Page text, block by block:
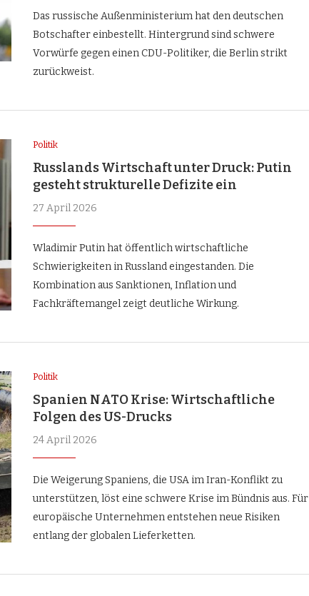
Das russische Außenministerium hat den deutschen
Botschafter einbestellt. Hintergrund sind schwere
Vorwürfe gegen einen CDU-Politiker, die Berlin strikt
zurückweist.
Politik
Russlands Wirtschaft unter Druck: Putin
gesteht strukturelle Defizite ein
27 April 2026
Wladimir Putin hat öffentlich wirtschaftliche
Schwierigkeiten in Russland eingestanden. Die
Kombination aus Sanktionen, Inflation und
Fachkräftemangel zeigt deutliche Wirkung.
Politik
Spanien NATO Krise: Wirtschaftliche
Folgen des US-Drucks
24 April 2026
Die Weigerung Spaniens, die USA im Iran-Konflikt zu
unterstützen, löst eine schwere Krise im Bündnis aus. Für
europäische Unternehmen entstehen neue Risiken
entlang der globalen Lieferketten.